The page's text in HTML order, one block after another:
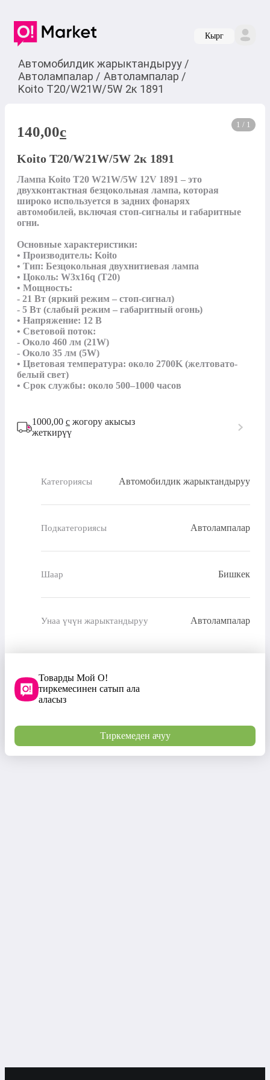
Кырг
Автомобилдик жарыктандыруу /
Автолампалар / Автолампалар /
Koito Т20/W21W/5W 2к 1891
1 / 1
140,00c
Koito Т20/W21W/5W 2к 1891
Лампа Koito T20 W21W/5W 12V 1891 – это
двухконтактная безцокольная лампа, которая
широко используется в задних фонарях
автомобилей, включая стоп-сигналы и габаритные
огни.
Основные характеристики:
• Производитель: Koito
• Тип: Безцокольная двухнитиевая лампа
• Цоколь: W3x16q (T20)
• Мощность:
- 21 Вт (яркий режим – стоп-сигнал)
- 5 Вт (слабый режим – габаритный огонь)
• Напряжение: 12 В
• Световой поток:
- Около 460 лм (21W)
- Около 35 лм (5W)
• Цветовая температура: около 2700K (желтовато-
белый свет)
• Срок службы: около 500–1000 часов
1000,00 с жогору акысыз
жеткирүү
Категориясы Автомобилдик жарыктандыруу
Подкатегориясы Автолампалар
Шаар Бишкек
Унаа үчүн жарыктандыруу Автолампалар
Товарды Мой О!
тиркемесинен сатып ала
аласыз
Тиркемеден ачуу